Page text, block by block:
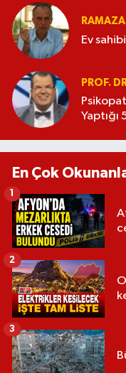
Ev
PROF.
Yaptığı
En Çok
1
2
3